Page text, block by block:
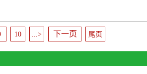
10 ...> 下一页 尾页